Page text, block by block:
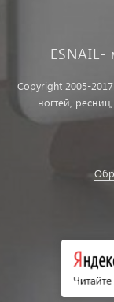
ESNAIL-
Copyright 2005-
ногтей,